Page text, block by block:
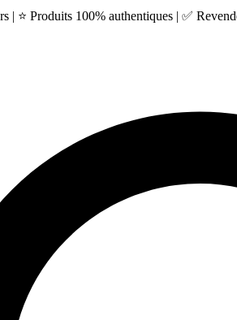
⭐ Produits 100% authentiques | ✅